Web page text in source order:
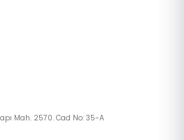
Mah. 2570. Cad No: 35-A